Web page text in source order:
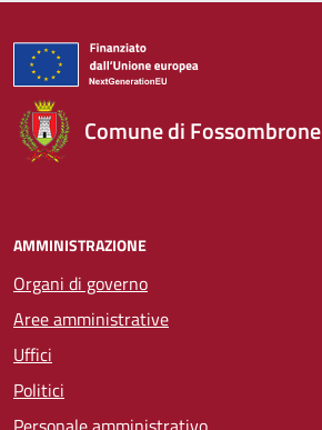
Comune di Fossombrone
AMMINISTRAZIONE
Organi di governo
Aree amministrative
Uffici
Politici